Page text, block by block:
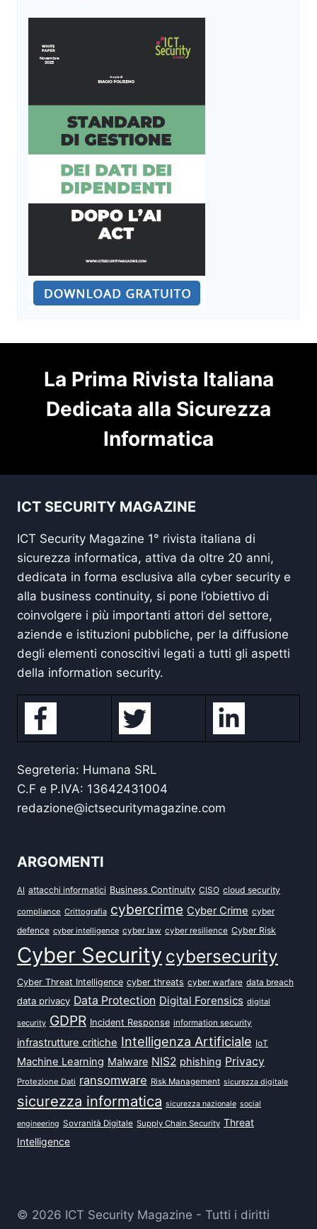
La Prima Rivista Italiana
Dedicata alla Sicurezza
Informatica
ICT SECURITY MAGAZINE
ICT Security Magazine 1° rivista italiana di
sicurezza informatica, attiva da oltre 20 anni,
dedicata in forma esclusiva alla cyber security e
alla business continuity, si pone l’obiettivo di
coinvolgere i più importanti attori del settore,
aziende e istituzioni pubbliche, per la diffusione
degli elementi conoscitivi legati a tutti gli aspetti
della information security.
Segreteria: Humana SRL
C.F e P.IVA: 13642431004
redazione@ictsecuritymagazine.com
ARGOMENTI
AI attacchi informatici Business Continuity CISO cloud security
compliance Crittografia cybercrime Cyber Crime cyber
defence cyber intelligence cyber law cyber resilience Cyber Risk
Cyber Security cybersecurity
Cyber Threat Intelligence cyber threats cyber warfare data breach
data privacy Data Protection Digital Forensics digital
security GDPR Incident Response information security
infrastrutture critiche Intelligenza Artificiale IoT
Machine Learning Malware NIS2 phishing Privacy
Protezione Dati ransomware Risk Management sicurezza digitale
sicurezza informatica sicurezza nazionale social
engineering Sovranità Digitale Supply Chain Security Threat
Intelligence
© 2026 ICT Security Magazine - Tutti i diritti